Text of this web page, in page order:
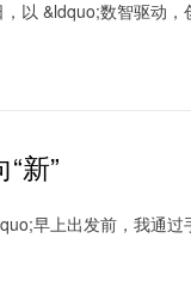
以 &ldquo;数智驱动
新”
早上出发前，我通